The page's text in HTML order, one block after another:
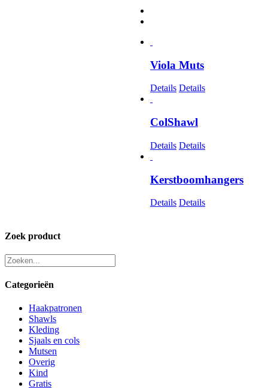
Viola Muts
Details Details
ColShawl
Details Details
Kerstboomhangers
Details Details
Zoek product
Categorieën
Haakpatronen
Shawls
Kleding
Sjaals en cols
Mutsen
Overig
Kind
Gratis